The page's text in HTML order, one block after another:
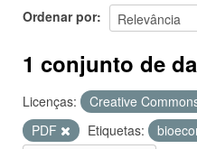
Ordenar por
1 conjunto de
Licenças: Creative
PDF
Etiquetas: